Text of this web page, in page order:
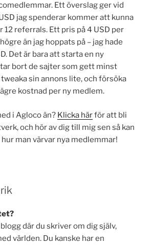
Ett överslag ger vid
jag spenderar kommer att kunna
12 referrals. Ett pris på 4 USD per
än jag hoppats på – jag hade
Det är bara att starta en ny
bort de sajter som gett minst
sin annons lite, och försöka
kostnad per ny medlem.
i Agloco än? Klicka härför att bli
och hör av dig till mig sen så kan
man värvar nya medlemmar!
där du skriver om dig själv,
världen. Du kanske har en